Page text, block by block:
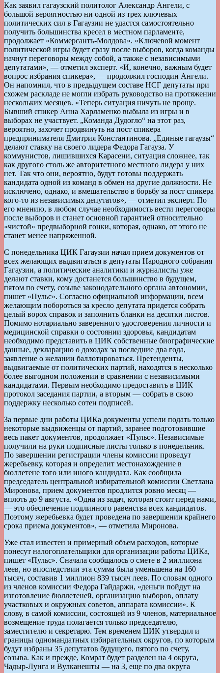
Как заявил гагаузский политолог Александр Ангели, с
большой вероятностью ни одной из трех ключевых
политических сил в Гагаузии не удастся самостоятельно
получить большинства кресел в местном парламенте,
продолжает «Коммерсантъ-Молдова». «Ключевой момент
политической игры будет сразу после выборов, когда команды
начнут переговоры между собой, а также с независимыми
депутатами», — отметил эксперт. «И, конечно, важным будет
вопрос избрания спикера», — продолжил господин Ангели.
Он напомнил, что в предыдущем составе НСГ депутаты при
схожем раскладе не могли избрать руководство на протяжении
нескольких месяцев. «Теперь ситуация ничуть не проще.
Бывший спикер Анна Харламенко выбыла из игры и в
выборах не участвует. „Команда Дудогло“ на этот раз,
вероятно, захочет продвинуть на пост спикера
предпринимателя Дмитрия Константинова. „Единые гагаузы“
делают ставку на своего лидера Федора Гагауза. У
коммунистов, лишившихся Карасени, ситуация сложнее, так
как другого столь же авторитетного местного лидера у них
нет. Так что они, вероятно, будут готовы поддержать
кандидата одной из команд в обмен на другие должности. Не
исключено, однако, и вмешательство в борьбу за пост спикера
кого-то из независимых депутатов», — отметил эксперт. По
его мнению, в любом случае необходимость вести переговоры
после выборов и станет основной гарантией относительно
«чистой» предвыборной гонки, которая, однако, от этого не
станет менее напряженной.
С понедельника ЦИК Гагаузии начал прием документов от
всех желающих выдвигаться в депутаты Народного собрания
Гагаузии, а политические аналитики и журналисты уже
делают ставки, кому достанется большинство в будущем,
пятом по счету, созыве законодательного органа автономии,
пишет «Пульс». Согласно официальной информации, всем
желающим побороться за кресло депутата придется собрать
целый ворох справок и заполнить бланки на десятки листов.
Помимо нотариально заверенного удостоверения личности и
медицинской справки о состоянии здоровья, кандидатам
необходимо представить в ЦИК собственные биографические
данные, декларацию о доходах за последние два года,
заявление о желании баллотироваться. Претенденты,
выдвигаемые от политических партий, находятся в несколько
более выгодном положении в сравнении с независимыми
кандидатами. Первым необходимо предоставить в ЦИК
протокол заседания партии, а вторым — собрать в свою
поддержку несколько сотен подписей.
За первые дни работы ЦИКа документы успели подать только
некоторые выдвиженцы от партий, заранее подготовившие
весь пакет документов, продолжает «Пульс». Независимые
получили на руки подписные листы только в понедельник.
По завершении регистрации члены комиссии проведут
жеребьевку, которая и определит местонахождение в
бюллетене того или иного кандидата. Как сообщила
председатель центральной избирательной комиссии Светлана
Миронова, прием документов продлится ровно месяц —
вплоть до 9 августа. «Одна из задач, которая стоит перед нами,
— это обеспечение подлинного равенства всех кандидатов.
Поэтому жеребьевка будет проведена по завершении крайнего
срока приема документов», — отметила Миронова.
Уже стал известен и примерный объем расходов, которые
понесут налогоплательщики для организации работы ЦИКа,
пишет «Пульс». Сначала сообщалось о смете в 2 миллиона
леев, но впоследствии эта сумма была уменьшена на 160
тысяч, составив 1 миллион 839 тысяч леев. По словам одного
из членов комиссии Федора Гайдаржи, «деньги пойдут на
изготовление бюллетеней, организацию выборов, оплату
участковых и окружных советов, аппарата комиссии». К
слову, в самой комиссии, состоящей из 9 членов, материальное
возмещение труда полагается только председателю,
заместителю и секретарю. Тем временем ЦИК утвердил и
границы одномандатных избирательных округов, по которым
будут избраны 35 депутатов будущего, пятого по счету,
созыва. Как и прежде, Комрат будет разделен на 4 округа,
Чадыр-Лунга и Вулканешты — на 3, еще по два округа